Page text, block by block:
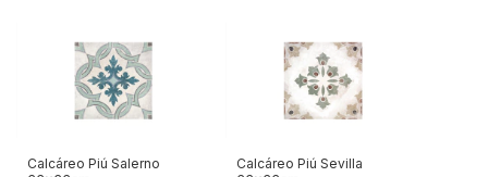
Calcáreo Piú Salerno
Calcáreo Piú Sevilla